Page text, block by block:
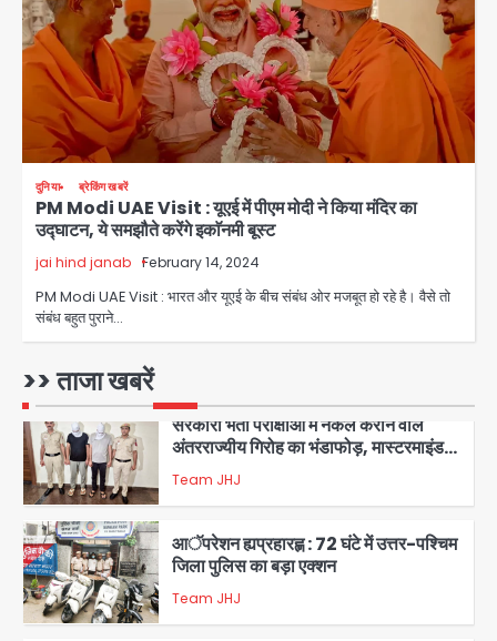
दुनिया ब्रेकिंग खबरें
PM Modi UAE Visit : यूएई में पीएम मोदी ने किया मंदिर का
उद्घाटन, ये समझौते करेंगे इकाॅनमी बूस्ट
jai hind janab February 14, 2024
PM Modi UAE Visit : भारत और यूएई के बीच संबंध ओर मजबूत हो रहे है। वैसे तो
संबंध बहुत पुराने…
>> ताजा खबरें
Sajid Rashidi’s controversial:
शिवभक्त नहीं, आतंकवादी हैं’, मौलाना का
कांवड़ियों पर विवादित बयान, BJP विधायक ने
कराई FIR, NSA की मांग
Avinash Kumar
Har Ghar Tiranga Campaign:
गौतमबुद्धनगर में 9 से 17 अगस्त तक चलेगा जन-
जागरूकता महाअभियान, डीएम ने की समीक्षा
बैठक
Avinash Kumar
2
एंटी-बर्गलरी सेल की बड़ी कामयाबी, चोरी के
3
सरकारी भर्ती परीक्षाओं में नकल कराने वाले
अंतरराज्यीय गिरोह का भंडाफोड़, मास्टरमाइंड
समेत 7 गिरफ्तार
Team JHJ
4
आॅपरेशन ह्यप्रहारह्ण : 72 घंटे में उत्तर-पश्चिम
जिला पुलिस का बड़ा एक्शन
Team JHJ